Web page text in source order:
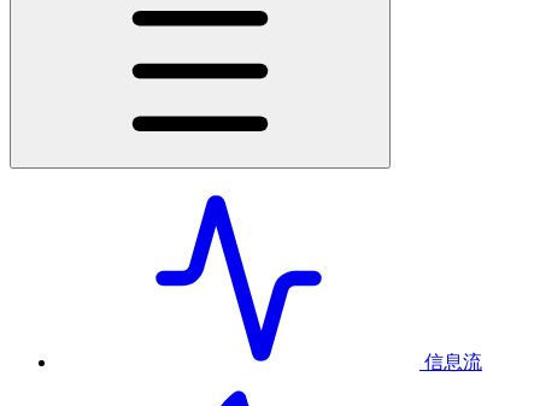
信息流